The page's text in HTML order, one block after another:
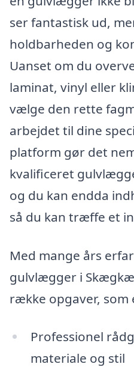
ser fantastisk ud,
holdbarheden og
Uanset om du
laminat, vinyl eller
vælge den rette
arbejdet til dine
platform gør det
kvalificeret
og du kan endda
så du kan træffe et
Med mange års
gulvlægger i
række opgaver, som
Professionel
materiale og stil